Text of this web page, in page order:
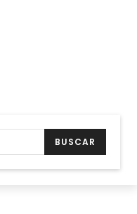
BUSCAR